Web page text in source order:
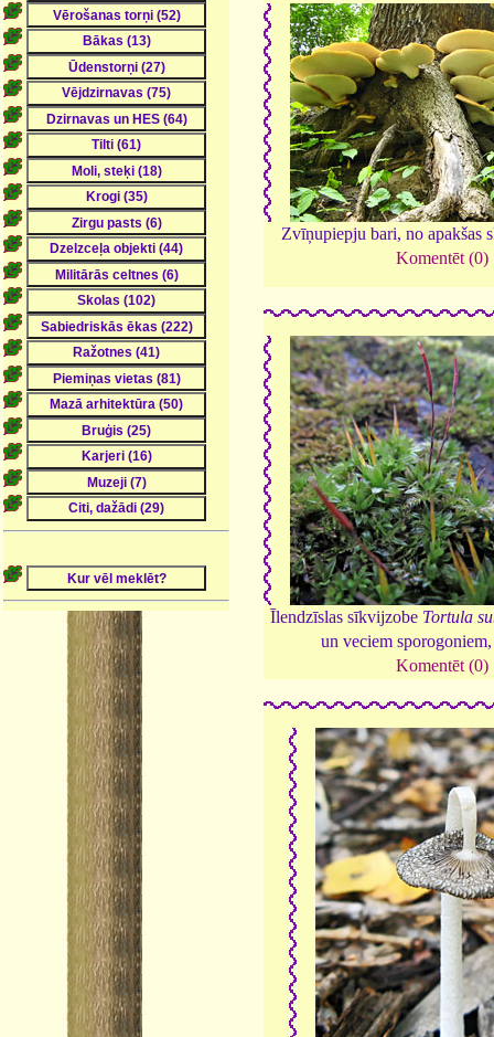
Zvīņupiepju bari, no apakšas
Komentēt (0)
Īlendzīslas sīkvijzobe Tortula
un veciem
Komentēt (0)